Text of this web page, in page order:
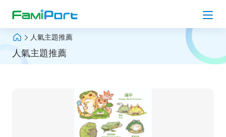
人氣主題推薦
人氣主題推薦